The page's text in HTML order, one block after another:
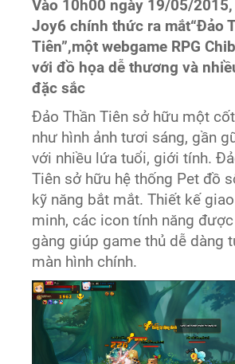
Vào 10h00 ngày 19/05/2015,
Joy6 chính thức ra mắt“Đảo
Tiên”,một webgame RPG
với đồ họa dễ thương và
đặc sắc
Đảo Thần Tiên sở hữu một
như hình ảnh tươi sáng, gần
với nhiều lứa tuổi, giới tính.
Tiên sở hữu hệ thống Pet đồ
kỹ năng bắt mắt. Thiết kế
minh, các icon tính năng
gàng giúp game thủ dễ dàng
màn hình chính.